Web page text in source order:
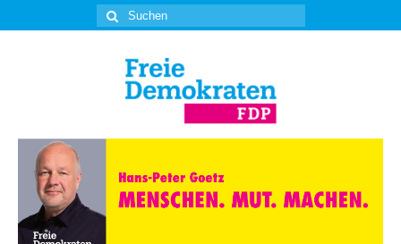
Suche
nach: